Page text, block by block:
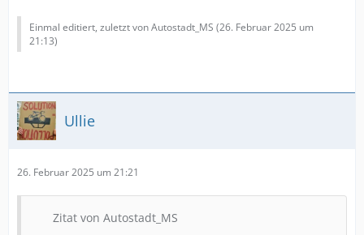
Einmal editiert, zuletzt von Autostadt_MS (26. Februar 2025 um
21:13)
Ullie
26. Februar 2025 um 21:21
Zitat von Autostadt_MS